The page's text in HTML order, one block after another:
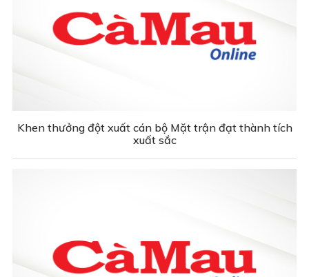
Khen thưởng đột xuất cán bộ Mặt trận đạt thành tích
xuất sắc